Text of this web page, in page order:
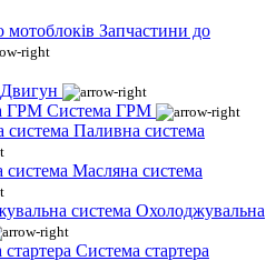
Запчастини до
Двигун
Система ГРМ
Паливна система
Масляна система
Охолоджувальна
Система стартера